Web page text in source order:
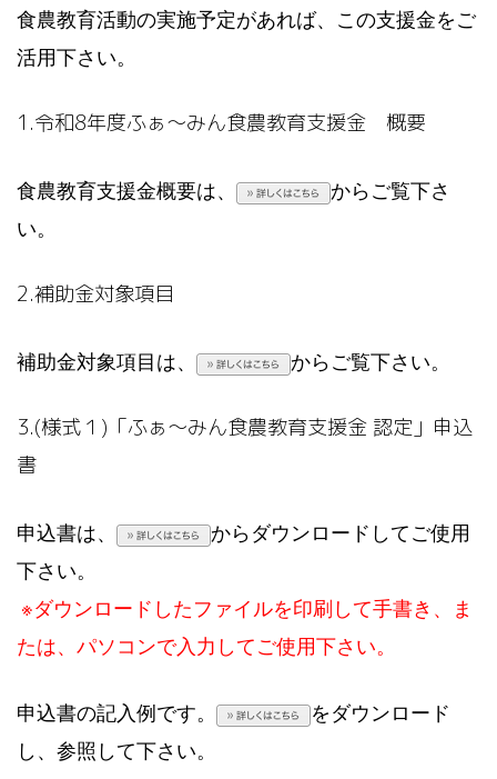
食農教育活動の実施予定があれば、この支援金をご
活用下さい。
1.令和8年度ふぁ～みん食農教育支援金 概要
食農教育支援金概要は、
からご覧下さ
い。
2.補助金対象項目
補助金対象項目は、 からご覧下さい。
3.(様式１)「ふぁ～みん食農教育支援金 認定」申込
書
申込書は、
からダウンロードしてご使用
下さい。
※ダウンロードしたファイルを印刷して手書き、ま
たは、パソコンで入力してご使用下さい。
申込書の記入例です。
をダウンロード
し、参照して下さい。